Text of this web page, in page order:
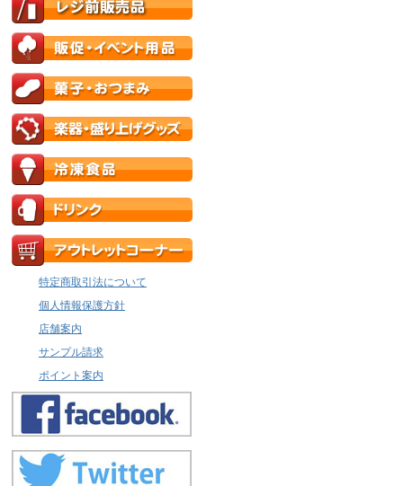
特定商取引法について
個人情報保護方針
店舗案内
サンプル請求
ポイント案内